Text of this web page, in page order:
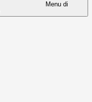
Menu di